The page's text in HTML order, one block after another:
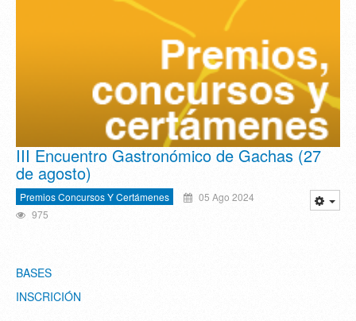
III Encuentro Gastronómico de Gachas (27
de agosto)
Premios Concursos Y Certámenes
05 Ago 2024
975
BASES
INSCRICIÓN